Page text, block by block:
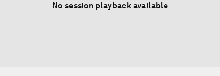
No session playback available